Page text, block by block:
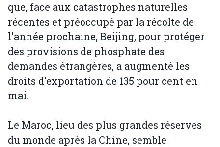
que, face aux catastrophes naturelles
récentes et préoccupé par la récolte de
l'année prochaine, Beijing, pour protéger
des provisions de phosphate des
demandes étrangères, a augmenté les
droits d'exportation de 135 pour cent en
mai.
Le Maroc, lieu des plus grandes réserves
du monde après la Chine, semble